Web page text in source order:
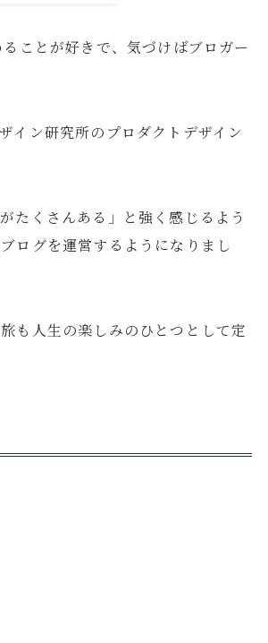
ことが好きで、気づけばブロガー
イン研究所のプロダクトデザイン
たくさんある」と強く感じるよう
ログを運営するようになりまし
も人生の楽しみのひとつとして定